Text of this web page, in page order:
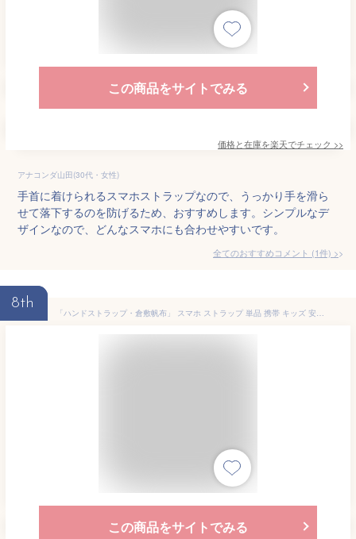
この商品をサイトでみる
価格と在庫を楽天でチェック >>
アナコンダ山田(30代・女性)
手首に着けられるスマホストラップなので、うっかり手を滑ら
せて落下するのを防げるため、おすすめします。シンプルなデ
ザインなので、どんなスマホにも合わせやすいです。
全てのおすすめコメント (1件) >
8th
「ハンドストラップ・倉敷帆布」 スマホ ストラップ 単品 携帯 キッズ 安全 デジカメ カメラ リストストラップ 手首 ひも iphone ブランド 落下防止 メール便送料無料
この商品をサイトでみる